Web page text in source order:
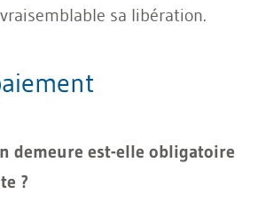
sa libération.
demeure est-elle obligatoire
?